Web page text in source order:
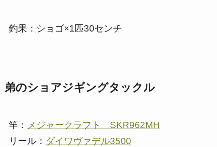
釣果：ショゴ×1匹30センチ
弟のショアジギングタックル
竿： メジャークラフト SKR962MH
リール： ダイワヴァデル3500